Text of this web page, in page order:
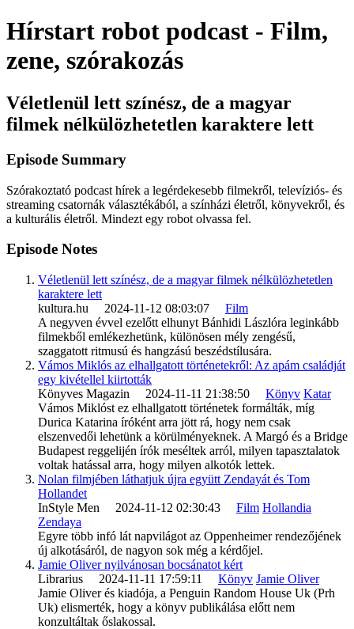
Hírstart robot podcast - Film,
zene, szórakozás
Véletlenül lett színész, de a magyar
filmek nélkülözhetetlen karaktere lett
Episode Summary
Szórakoztató podcast hírek a legérdekesebb filmekről, televíziós- és
streaming csatornák választékából, a színházi életről, könyvekről, és
a kulturális életről. Mindezt egy robot olvassa fel.
Episode Notes
Véletlenül lett színész, de a magyar filmek nélkülözhetetlen
karaktere lett
kultura.hu 2024-11-12 08:03:07 Film
A negyven évvel ezelőtt elhunyt Bánhidi Lászlóra leginkább
filmekből emlékezhetünk, különösen mély zengésű,
szaggatott ritmusú és hangzású beszédstílusára.
Vámos Miklós az elhallgatott történetekről: Az apám családját
egy kivétellel kiirtották
Könyves Magazin 2024-11-11 21:38:50 Könyv Katar
Vámos Miklóst ez elhallgatott történetek formálták, míg
Durica Katarina íróként arra jött rá, hogy nem csak
elszenvedői lehetünk a körülményeknek. A Margó és a Bridge
Budapest reggelijén írók meséltek arról, milyen tapasztalatok
voltak hatással arra, hogy milyen alkotók lettek.
Nolan filmjében láthatjuk újra együtt Zendayát és Tom
Hollandet
InStyle Men 2024-11-12 02:30:43 Film Hollandia
Zendaya
Egyre több infó lát napvilágot az Oppenheimer rendezőjének
új alkotásáról, de nagyon sok még a kérdőjel.
Jamie Oliver nyilvánosan bocsánatot kért
Librarius 2024-11-11 17:59:11 Könyv Jamie Oliver
Jamie Oliver és kiadója, a Penguin Random House Uk (Prh
Uk) elismerték, hogy a könyv publikálása előtt nem
konzultáltak őslakossal.